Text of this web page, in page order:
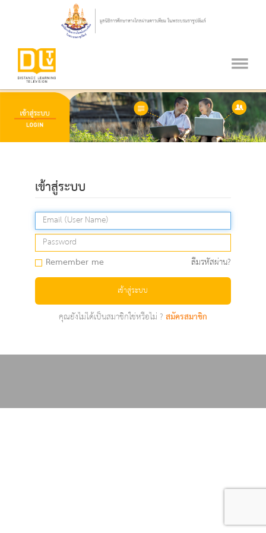
เข้าสู่ระบบ
Remember me ลืมรหัสผ่าน?
เข้าสู่ระบบ
คุณยังไม่ได้เป็นสมาชิกใช่หรือไม่ ?สมัครสมาชิก